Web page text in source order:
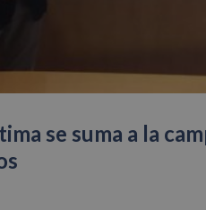
se suma a la